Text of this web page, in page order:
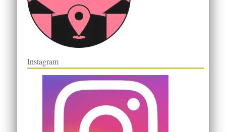
Instagram